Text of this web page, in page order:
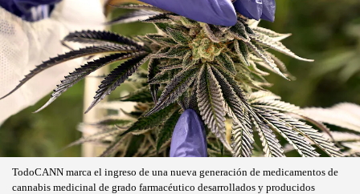
TodoCANN marca el ingreso de una nueva generación de medicamentos de
cannabis medicinal de grado farmacéutico desarrollados y producidos